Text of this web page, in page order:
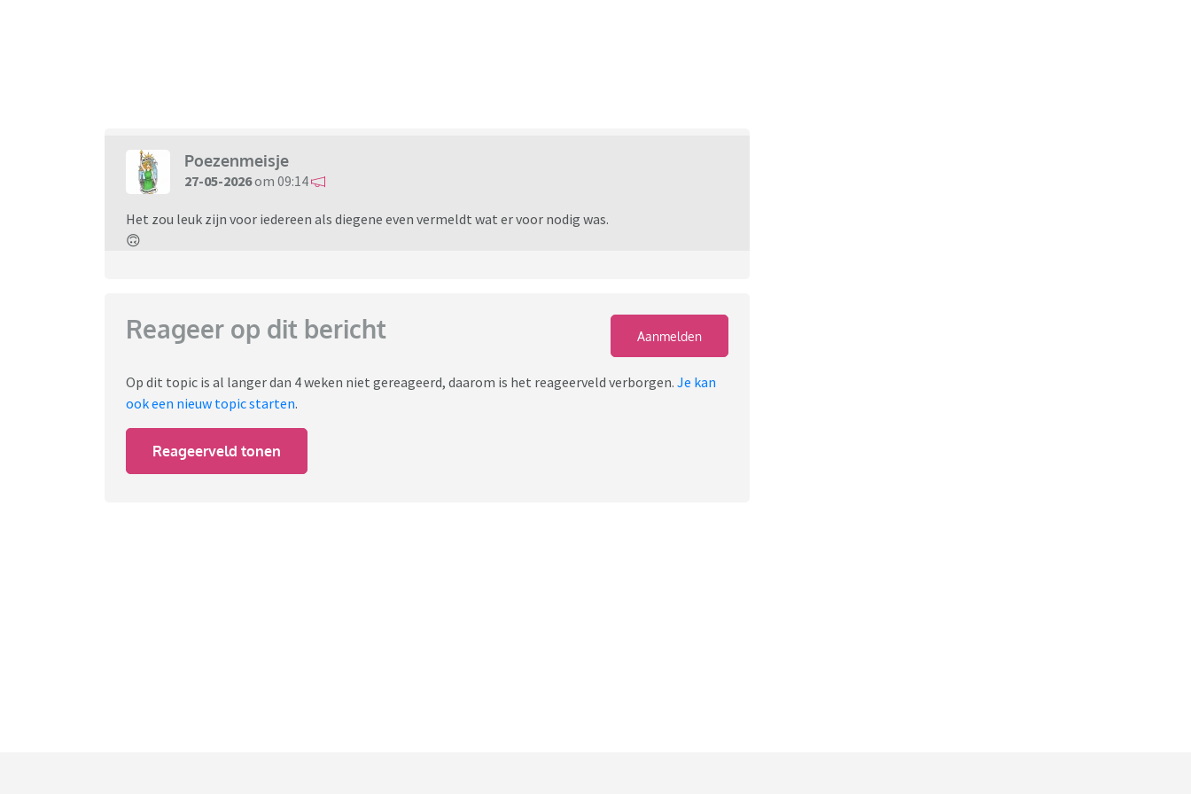
Poezenmeisje
27-05-2026om 09:14
Het zou leuk zijn voor iedereen als diegene even vermeldt wat er voor nodig was.
🙃
Reageer op dit bericht Aanmelden
Op dit topic is al langer dan 4 weken niet gereageerd, daarom is het reageerveld verborgen. Je kan
ook een nieuw topic starten.
Reageerveld tonen